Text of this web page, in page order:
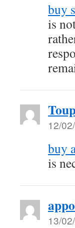
buy
is
12/
buy
is
13/